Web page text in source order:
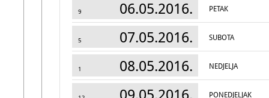
9 06.05.2016. PETAK
5 07.05.2016. SUBOTA
1 08.05.2016. NEDJELJA
PONEDJELJAK